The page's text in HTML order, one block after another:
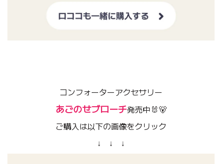
コンフォーターアクセサリー
あごのせブローチ発売中🐰🐻
ご購入は以下の画像をクリック
↓ ↓ ↓